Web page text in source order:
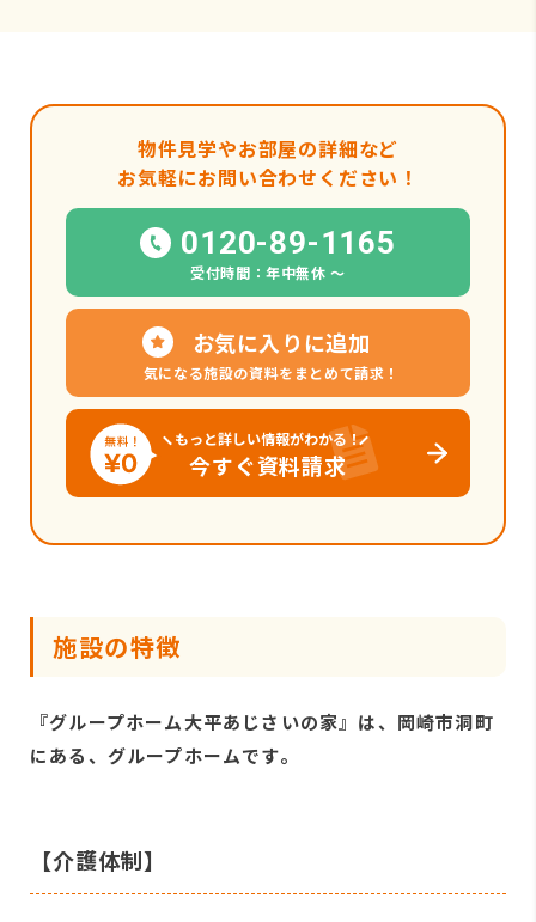
物件見学やお部屋の詳細など
お気軽にお問い合わせください！
0120-89-1165
受付時間：年中無休 〜
お気に入りに追加
気になる施設の資料をまとめて請求！
もっと詳しい情報がわかる！
今すぐ資料請求
施設の特徴
『グループホーム大平あじさいの家』は、岡崎市洞町
にある、グループホームです。
【介護体制】